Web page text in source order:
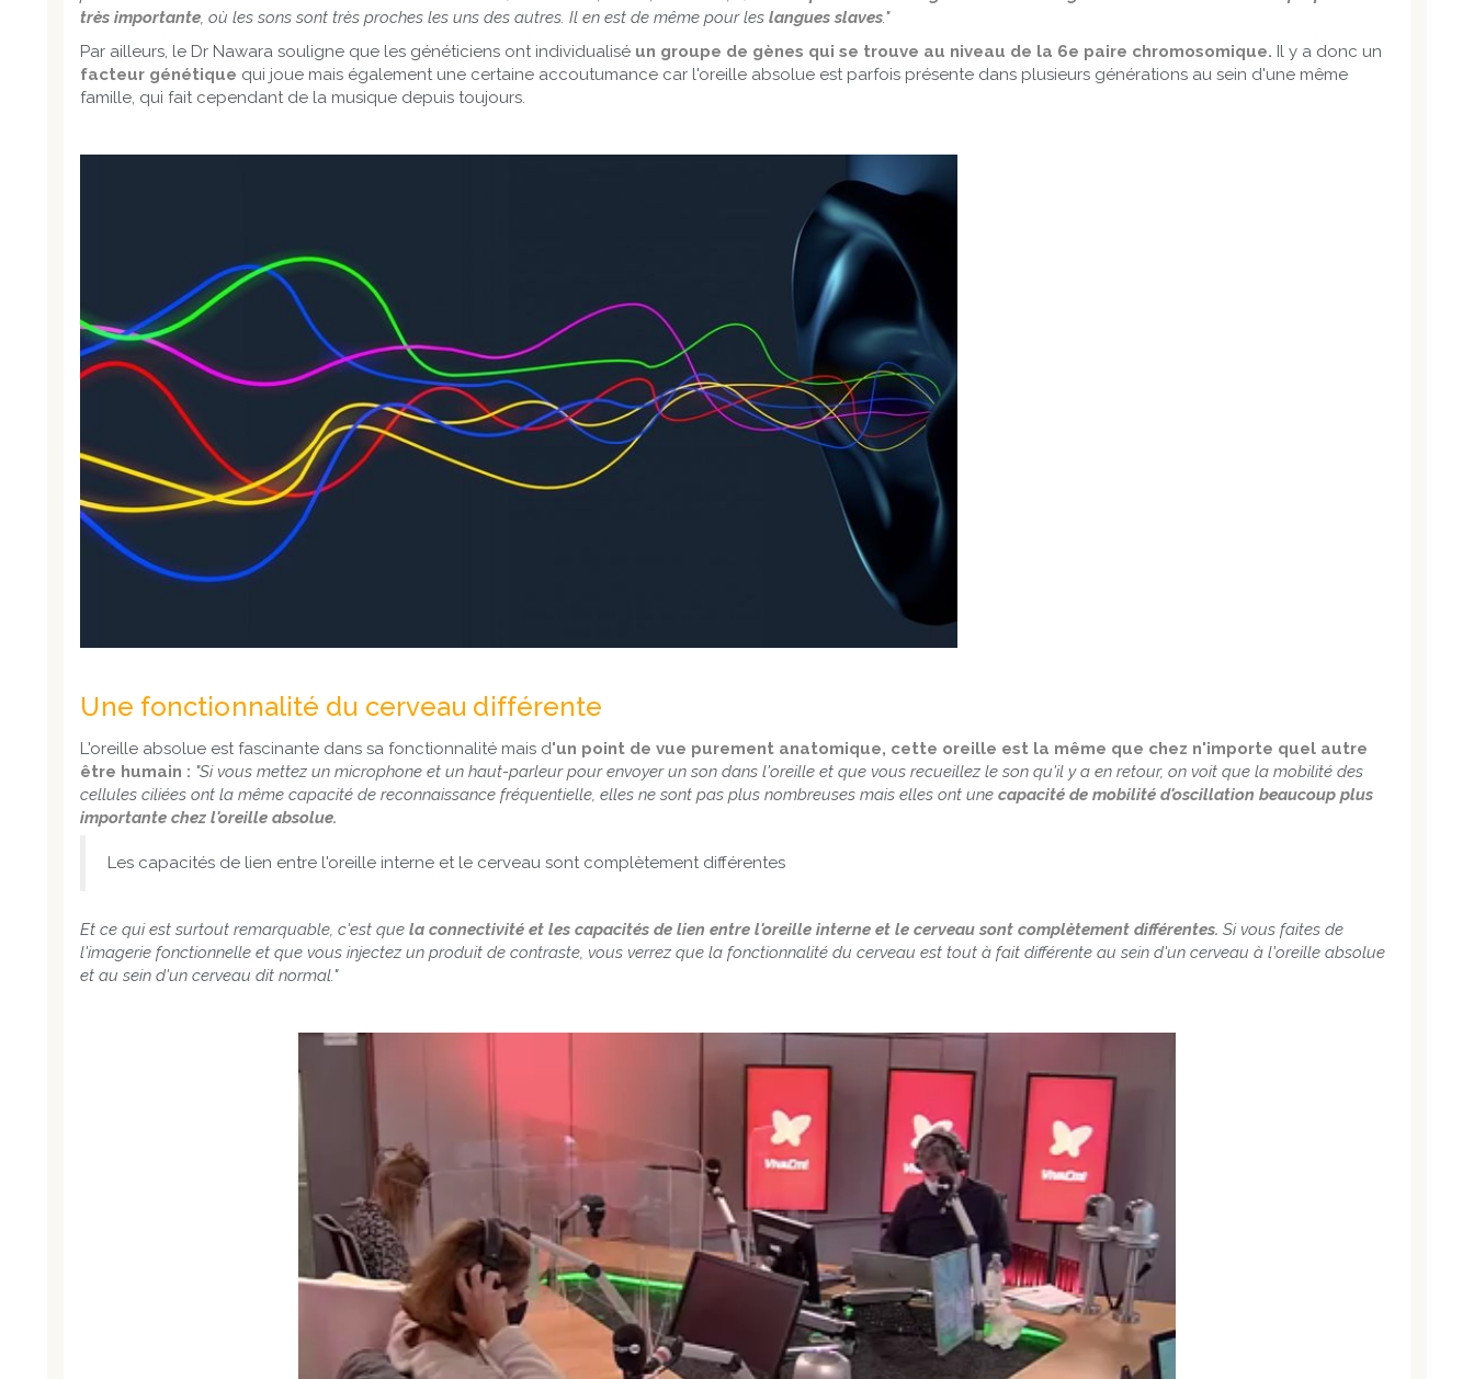
très importante, où les sons sont très proches les uns des autres. Il en est de même pour leslangues slaves."
Par ailleurs, le Dr Nawara souligne que les généticiens ont individualisé un groupe de gènes qui se trouve au niveau de la 6e paire chromosomique. Il y a donc un
facteur génétique qui joue mais également une certaine accoutumance car l'oreille absolue est parfois présente dans plusieurs générations au sein d'une même
famille, qui fait cependant de la musique depuis toujours.
Une fonctionnalité du cerveau différente
L'oreille absolue est fascinante dans sa fonctionnalité mais d'un point de vue purement anatomique, cette oreille est la même que chez n'importe quel autre
être humain : "Si vous mettez un microphone et un haut-parleur pour envoyer un son dans l'oreille et que vous recueillez le son qu'il y a en retour, on voit que la mobilité des
cellules ciliées ont la même capacité de reconnaissance fréquentielle, elles ne sont pas plus nombreuses mais elles ont unecapacité de mobilité d'oscillation beaucoup plus
importante chez l'oreille absolue.
Les capacités de lien entre l'oreille interne et le cerveau sont complètement différentes
Et ce qui est surtout remarquable, c'est quela connectivité et les capacités de lien entre l'oreille interne et le cerveau sont complètement différentes. Si vous faites de
l'imagerie fonctionnelle et que vous injectez un produit de contraste, vous verrez que la fonctionnalité du cerveau est tout à fait différente au sein d'un cerveau à l'oreille absolue
et au sein d'un cerveau dit normal."